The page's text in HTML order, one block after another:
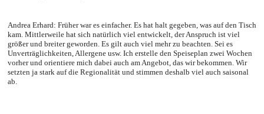
Andrea Erhard: Früher war es einfacher. Es hat halt gegeben, was auf den Tisch
kam. Mittlerweile hat sich natürlich viel entwickelt, der Anspruch ist viel
größer und breiter geworden. Es gilt auch viel mehr zu beachten. Sei es
Unverträglichkeiten, Allergene usw. Ich erstelle den Speiseplan zwei Wochen
vorher und orientiere mich dabei auch am Angebot, das wir bekommen. Wir
setzten ja stark auf die Regionalität und stimmen deshalb viel auch saisonal
ab.